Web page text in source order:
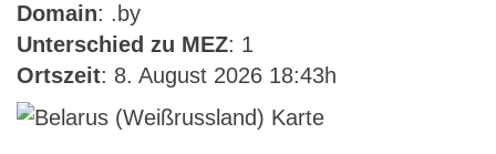
Domain: .by
Unterschied zu MEZ: 1
Ortszeit: 8. August 2026 18:43h